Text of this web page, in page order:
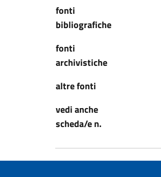
fonti
bibliografiche
fonti
archivistiche
altre fonti
vedi anche
scheda/e n.